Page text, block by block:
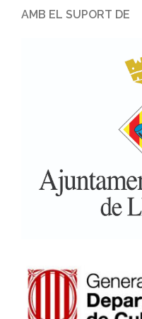
AMB EL SUPORT DE